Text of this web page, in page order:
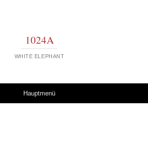
1024A
WHITE ELEPHANT
Hauptmenü